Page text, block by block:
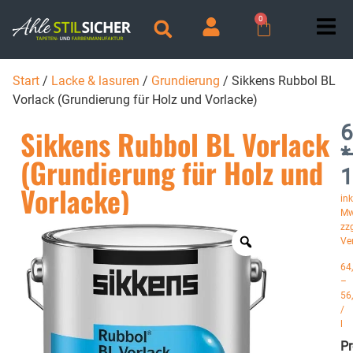
0
Start / Lacke & lasuren / Grundierung / Sikkens Rubbol BL
Vorlack (Grundierung für Holz und Vorlacke)
Sikkens Rubbol BL Vorlack
(Grundierung für Holz und
Vorlacke)
*
–
/
l